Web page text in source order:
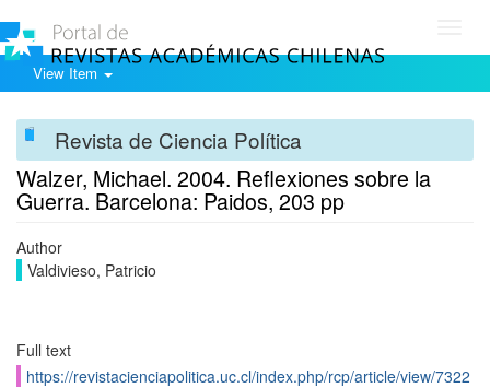
View Item
Revista de Ciencia Política
Walzer, Michael. 2004. Reflexiones sobre la
Guerra. Barcelona: Paidos, 203 pp
Author
Valdivieso, Patricio
Full text
https://revistacienciapolitica.uc.cl/index.php/rcp/article/view/7322